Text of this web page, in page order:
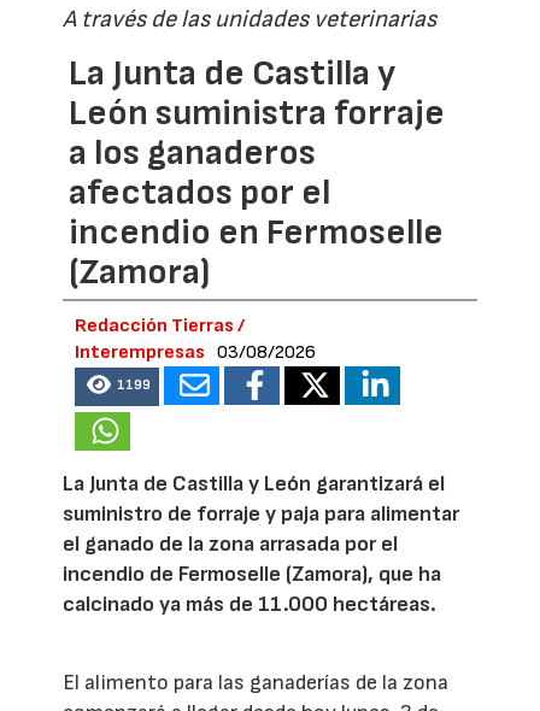
A través de las unidades veterinarias
La Junta de Castilla y
León suministra forraje
a los ganaderos
afectados por el
incendio en Fermoselle
(Zamora)
Redacción Tierras /
Interempresas
03/08/2026
1199
La Junta de Castilla y León garantizará el
suministro de forraje y paja para alimentar
el ganado de la zona arrasada por el
incendio de Fermoselle (Zamora), que ha
calcinado ya más de 11.000 hectáreas.
El alimento para las ganaderías de la zona